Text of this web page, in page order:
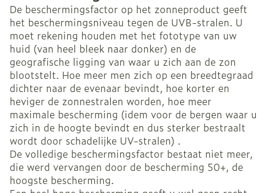
De beschermingsfactor op het zonneproduct geeft
het beschermingsniveau tegen de UVB-stralen. U
moet rekening houden met het fototype van uw
huid (van heel bleek naar donker) en de
geografische ligging van waar u zich aan de zon
blootstelt. Hoe meer men zich op een breedtegraad
dichter naar de evenaar bevindt, hoe korter en
heviger de zonnestralen worden, hoe meer
maximale bescherming (idem voor de bergen waar u
zich in de hoogte bevindt en dus sterker bestraalt
wordt door schadelijke UV-stralen) .
De volledige beschermingsfactor bestaat niet meer,
die werd vervangen door de bescherming 50+, de
hoogste bescherming.